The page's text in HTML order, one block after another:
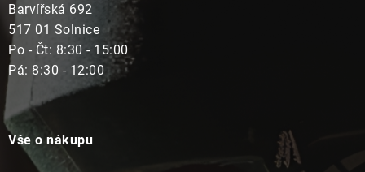
Barvířská 692
517 01 Solnice
Po - Čt: 8:30 - 15:00
Pá: 8:30 - 12:00
Vše o nákupu